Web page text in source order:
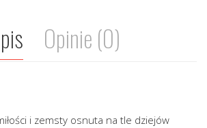
Opinie (0)
i zemsty osnuta na tle dziejów